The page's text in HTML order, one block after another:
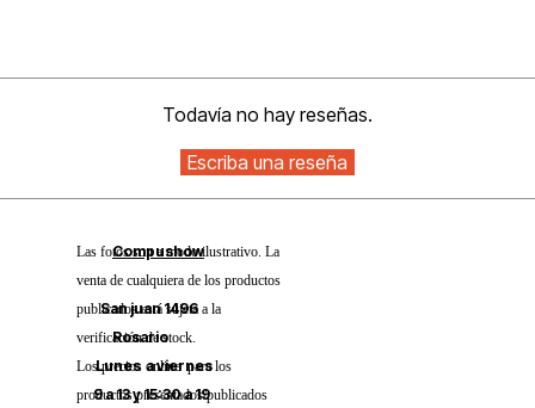
Todavía no hay reseñas.
Las fotos son a modo ilustrativo. La
venta de cualquiera de los productos
publicados está sujeta a la
verificación de stock.
Los precios online para los
productos presentados/publicados
Compushow
San juan 1496
Rosario
Lunes a viernes
9 a 13 y 15:30 a 19